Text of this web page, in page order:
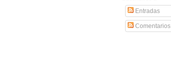
Entradas
Comentarios